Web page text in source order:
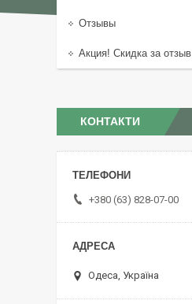
Отзывы
Акция! Скидка за отзыв
КОНТАКТИ
+380 (63) 828-07-00
Одеса, Україна